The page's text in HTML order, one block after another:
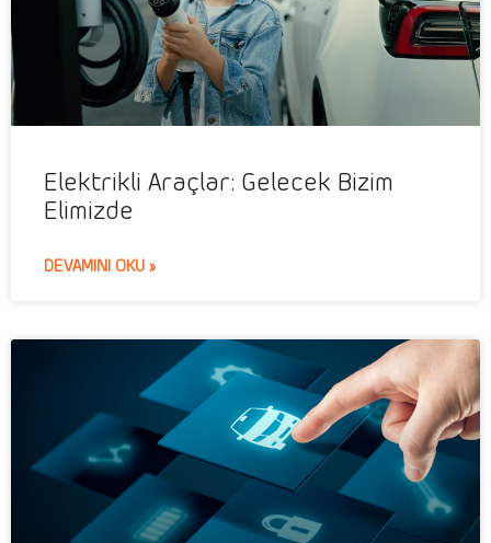
Elektrikli Araçlar: Gelecek Bizim
Elimizde
DEVAMINI OKU »